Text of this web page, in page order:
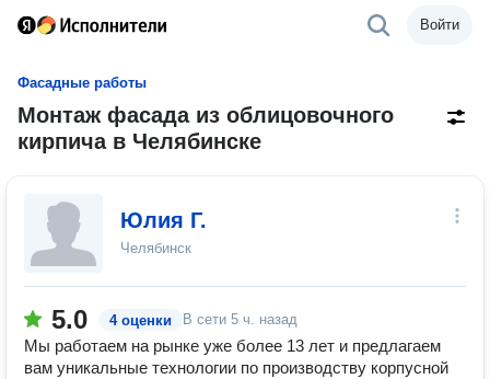
Войти
Фасадные работы
Монтаж фасада из облицовочного
кирпича в Челябинске
Юлия Г.
Челябинск
5.0 4 оценки В сети 5 ч. назад
Мы работаем на рынке уже более 13 лет и предлагаем
вам уникальные технологии по производству корпусной